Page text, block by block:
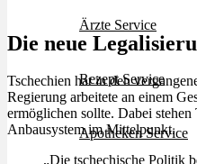
Ärzte Service
Rezept Service
Apotheken Service
Die neue
Tschechien hat in den
Regierung arbeitete an einem
ermöglichen sollte. Dabei
Anbausystem im Mittelpunkt.
„Die tschechische Politik